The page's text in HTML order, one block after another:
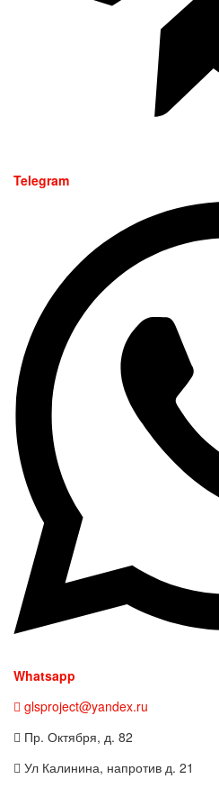
Telegram
Whatsapp
glsproject@yandex.ru
Пр. Октября, д. 82
Ул Калинина, напротив д. 21